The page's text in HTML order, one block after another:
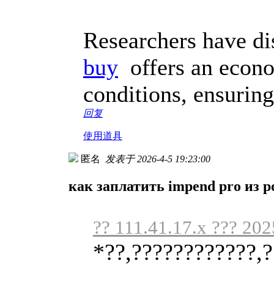
Researchers have
buy offers an
conditions,
回复
使用道具
匿名 发表于 2026-4-5 19:23:00
как заплатить impend pro из
?? 111.41.17.x ???